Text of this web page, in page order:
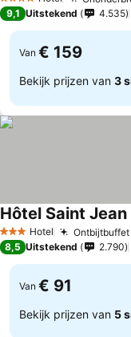
4 Sterren
9,1 Uitstekend 4.535
Van € 159
Bekijk prijzen van 3
3 SterrenHotel
Hôtel Saint Jean
8,5 Uitstekend 2.790
Van € 91
Bekijk prijzen van 5